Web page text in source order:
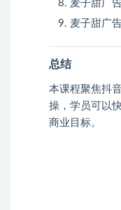
麦子甜广
麦子甜广
总结
本课程聚焦抖
操，学员可以
商业目标。